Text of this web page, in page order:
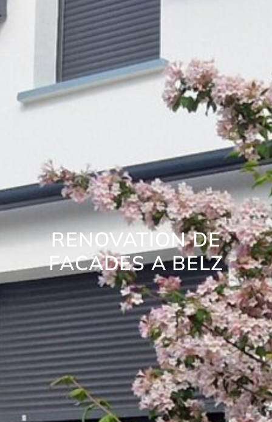
RENOVATION DE
FACADES A BELZ